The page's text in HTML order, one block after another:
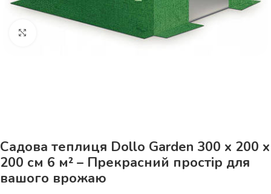
Натисніть, щоб збільшити
Садова теплиця Dollo Garden 300 х 200 х
200 см 6 м² – Прекрасний простір для
вашого врожаю